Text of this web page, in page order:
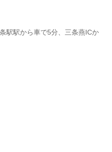
駅駅から車で5分、三条燕ICか